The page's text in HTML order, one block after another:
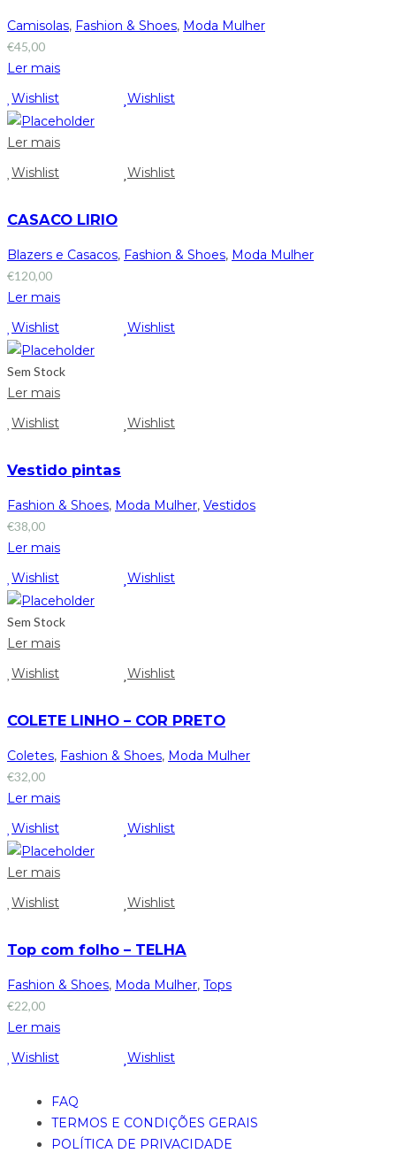
Camisolas, Fashion & Shoes, Moda Mulher
€45,00
Ler mais
Wishlist
Wishlist
Ler mais
Wishlist
Wishlist
CASACO LIRIO
Blazers e Casacos, Fashion & Shoes, Moda Mulher
€120,00
Ler mais
Wishlist
Wishlist
Sem Stock
Ler mais
Wishlist
Wishlist
Vestido pintas
Fashion & Shoes, Moda Mulher, Vestidos
€38,00
Ler mais
Wishlist
Wishlist
Sem Stock
Ler mais
Wishlist
Wishlist
COLETE LINHO – COR PRETO
Coletes, Fashion & Shoes, Moda Mulher
€32,00
Ler mais
Wishlist
Wishlist
Ler mais
Wishlist
Wishlist
Top com folho – TELHA
Fashion & Shoes, Moda Mulher, Tops
€22,00
Ler mais
Wishlist
Wishlist
FAQ
TERMOS E CONDIÇÕES GERAIS
POLÍTICA DE PRIVACIDADE